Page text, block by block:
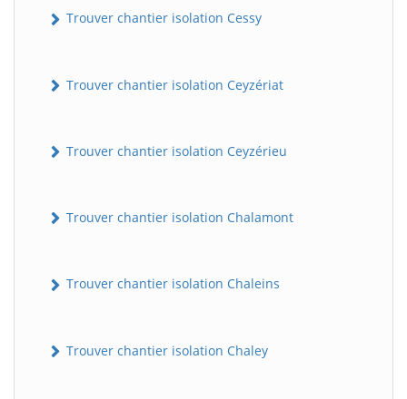
Trouver chantier isolation Cessy
Trouver chantier isolation Ceyzériat
Trouver chantier isolation Ceyzérieu
Trouver chantier isolation Chalamont
Trouver chantier isolation Chaleins
Trouver chantier isolation Chaley